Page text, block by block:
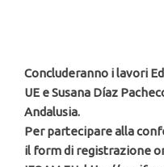
Concluderanno i lavori
UE e Susana Díaz
Andalusia.
Per partecipare alla
il form di registrazione